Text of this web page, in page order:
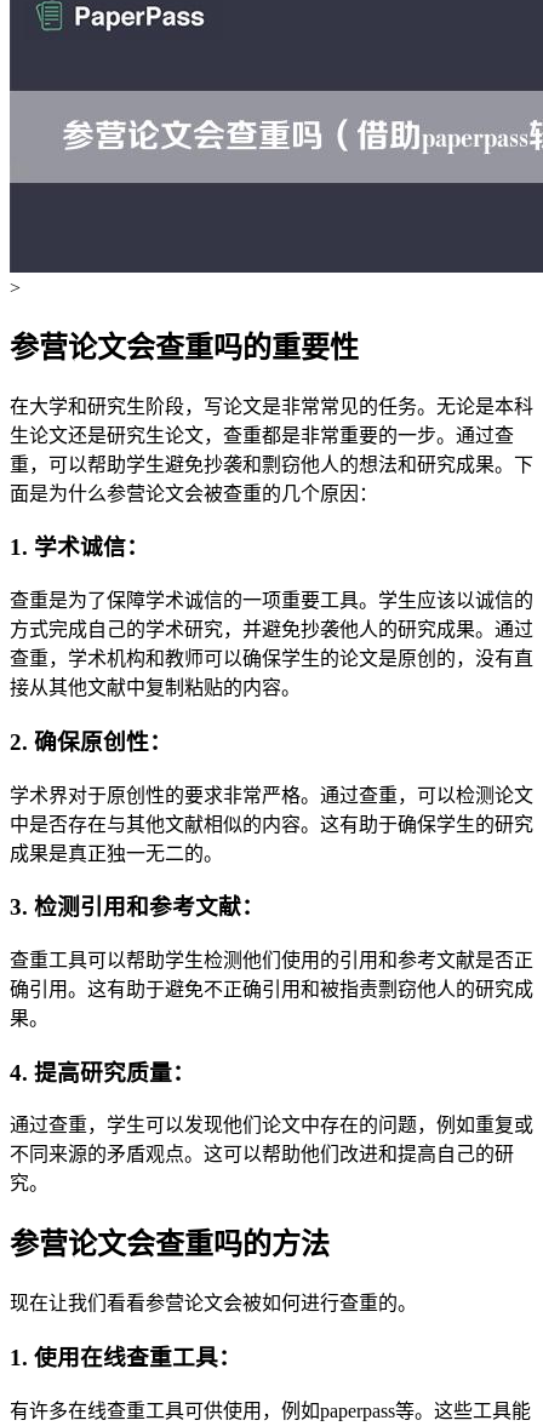
>
参营论文会查重吗的重要性
在大学和研究生阶段，写论文是非常常见的任务。无论是本科
生论文还是研究生论文，查重都是非常重要的一步。通过查
重，可以帮助学生避免抄袭和剽窃他人的想法和研究成果。下
面是为什么参营论文会被查重的几个原因：
1. 学术诚信：
查重是为了保障学术诚信的一项重要工具。学生应该以诚信的
方式完成自己的学术研究，并避免抄袭他人的研究成果。通过
查重，学术机构和教师可以确保学生的论文是原创的，没有直
接从其他文献中复制粘贴的内容。
2. 确保原创性：
学术界对于原创性的要求非常严格。通过查重，可以检测论文
中是否存在与其他文献相似的内容。这有助于确保学生的研究
成果是真正独一无二的。
3. 检测引用和参考文献：
查重工具可以帮助学生检测他们使用的引用和参考文献是否正
确引用。这有助于避免不正确引用和被指责剽窃他人的研究成
果。
4. 提高研究质量：
通过查重，学生可以发现他们论文中存在的问题，例如重复或
不同来源的矛盾观点。这可以帮助他们改进和提高自己的研
究。
参营论文会查重吗的方法
现在让我们看看参营论文会被如何进行查重的。
1. 使用在线查重工具：
有许多在线查重工具可供使用，例如paperpass等。这些工具能